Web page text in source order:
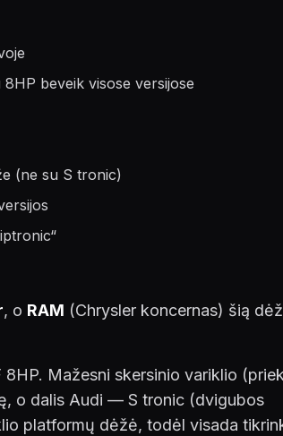
beveik visose versijose
(ne su S tronic)
, o RAM (Chrysler koncernas) šią
Mažesni skersinio variklio
o dalis Audi — S tronic (dvigubos
platformų dėžė, todėl visada